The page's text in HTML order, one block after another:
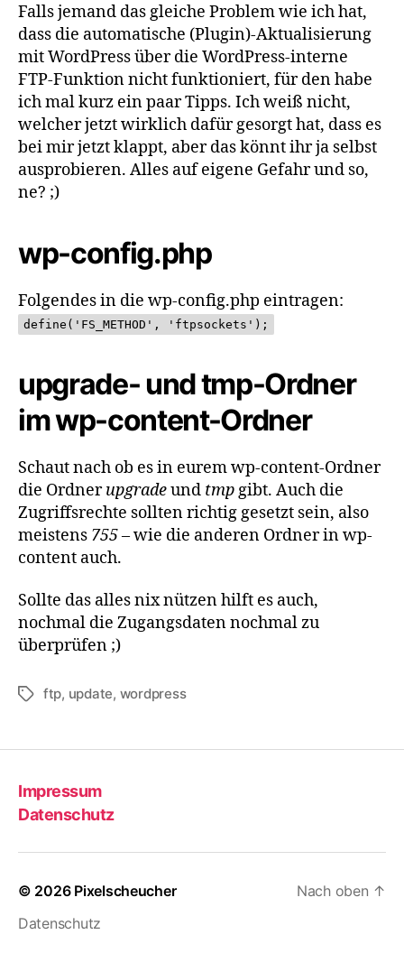
WordPress-
Aktualisierung
über
FTP/das
Dateisystem
lösen
Falls jemand das gleiche Problem wie ich hat,
dass die automatische (Plugin)-Aktualisierung
mit WordPress über die WordPress-interne
FTP-Funktion nicht funktioniert, für den habe
ich mal kurz ein paar Tipps. Ich weiß nicht,
welcher jetzt wirklich dafür gesorgt hat, dass es
bei mir jetzt klappt, aber das könnt ihr ja selbst
ausprobieren. Alles auf eigene Gefahr und so,
ne? ;)
wp-config.php
Folgendes in die wp-config.php eintragen:
define('FS_METHOD', 'ftpsockets');
upgrade- und tmp-Ordner
im wp-content-Ordner
Schaut nach ob es in eurem wp-content-Ordner
die Ordnerupgradeund tmp gibt. Auch die
Zugriffsrechte sollten richtig gesetzt sein, also
meistens 755– wie die anderen Ordner in wp-
content auch.
Sollte das alles nix nützen hilft es auch,
nochmal die Zugangsdaten nochmal zu
überprüfen ;)
Schlagwörter
ftp, update, wordpress
Impressum
Datenschutz
© 2026 Pixelscheucher
Datenschutz
Nach oben ↑